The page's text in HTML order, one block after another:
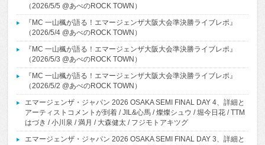
（2026/5/5 @あべのROCK TOWN）
『MC 一山楓が語る！エマージェンザ大阪大会準決勝ライブレポ』
（2026/5/4 @あべのROCK TOWN）
『MC 一山楓が語る！エマージェンザ大阪大会準決勝ライブレポ』
（2026/5/3 @あべのROCK TOWN）
『MC 一山楓が語る！エマージェンザ大阪大会準決勝ライブレポ』
（2026/5/2 @あべのROCK TOWN）
エマージェンザ・ジャパン 2026 OSAKA SEMI FINAL DAY 4、詳細と
アーティストコメントが到着 / JIL&心馬 / 燦燦シュウ / 堀今日花 / TTM
はづき / 小川泉 / 満月 / 大森健太 / フジモトアキツグ
エマージェンザ・ジャパン 2026 OSAKA SEMI FINAL DAY 3、詳細と